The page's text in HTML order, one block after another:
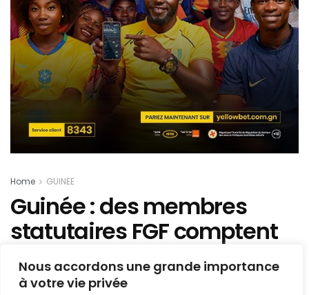
Nous accordons une grande importance
à votre vie privée
Home GUINEE
Guinée : des membres
statutaires FGF comptent
« envoyer des
représentants vers la FIFA